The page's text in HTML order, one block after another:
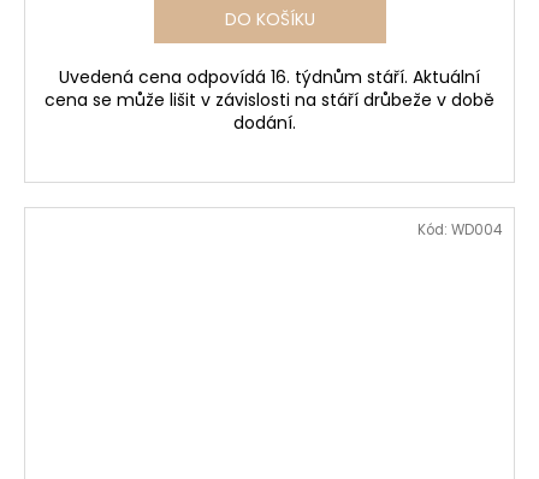
DO KOŠÍKU
Uvedená cena odpovídá 16. týdnům stáří. Aktuální
cena se může lišit v závislosti na stáří drůbeže v době
dodání.
Kód: WD004